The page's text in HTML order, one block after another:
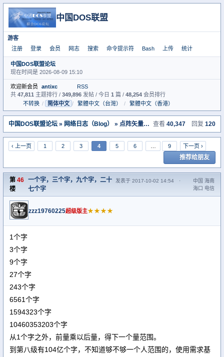
中国DOS联盟
游客
注册
登录 会员 网志 搜索 命令提示符 Bash 上传 统计
中国DOS联盟论坛
现在时间是 2026-08-09 15:10
欢迎新会员 antixc
RSS
共 47,811 主题排行 / 349,896 发帖 / 今日 1 篇 / 48,254 会员排行
不转换 / 简体中文 / 繁體中文（台灣） / 繁體中文（香港）
中国DOS联盟论坛 » 网络日志（Blog） » 点阵矢量字符汉字中文系统搜集考虑 查看 40,347 回复 120
‹ 上一页 1 2 3 4 5 6 9 下一页 ›
推荐给朋友
第 46
楼
一个字，三个字，九个字，二十
七个字
发表于 2017-10-02 14:54 ·
中国 海南
海口 电信
zzz19760225超级版主★★★★
1个字
3个字
9个字
27个字
243个字
6561个字
1594323个字
10460353203个字
从1个字之外，前量乘以后量，得下一个量范围。
到第八级有104亿个字，不知道够不够一个人范围的，使用需求基